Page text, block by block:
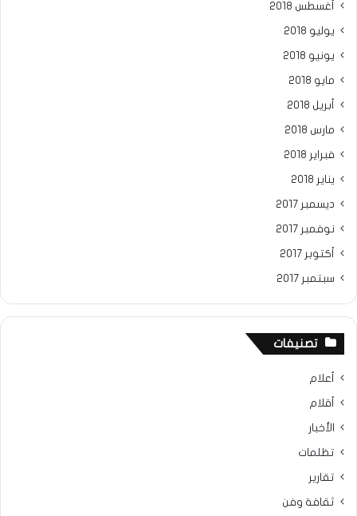
أغسطس 2018
يوليو 2018
يونيو 2018
مايو 2018
أبريل 2018
مارس 2018
فبراير 2018
يناير 2018
ديسمبر 2017
نوفمبر 2017
أكتوبر 2017
سبتمبر 2017
تصنيفات
أعلام
أقلام
الأخبار
تظلمات
تقارير
ثقافة وفن